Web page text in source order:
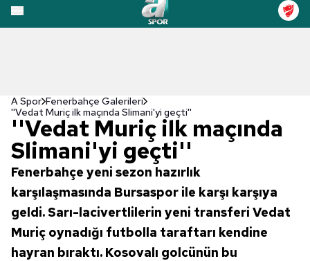
A Spor Fenerbahçe Galerileri
''Vedat Muriç ilk maçında Slimani'yi geçti''
''Vedat Muriç ilk maçında
Slimani'yi geçti''
Fenerbahçe yeni sezon hazırlık
karşılaşmasında Bursaspor ile karşı karşıya
geldi. Sarı-lacivertlilerin yeni transferi Vedat
Muriç oynadığı futbolla taraftarı kendine
hayran bıraktı. Kosovalı golcünün bu